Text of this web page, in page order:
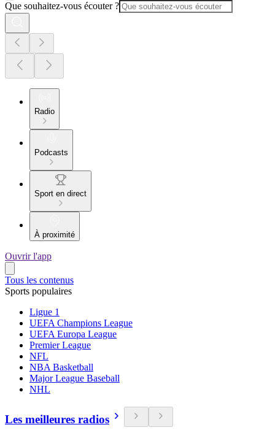
Que souhaitez-vous écouter ?
Radio
Podcasts
Sport en direct
À proximité
Ouvrir l'app
Tous les contenus
Sports populaires
Ligue 1
UEFA Champions League
UEFA Europa League
Premier League
NFL
NBA Basketball
Major League Baseball
NHL
Les meilleures radios